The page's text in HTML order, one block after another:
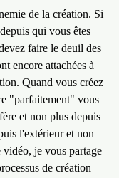
de la création. Si
qui vous êtes
faire le deuil des
encore attachées à
Quand vous créez
"parfaitement" vous
et non plus depuis
l'extérieur et non
vidéo, je vous partage
de création